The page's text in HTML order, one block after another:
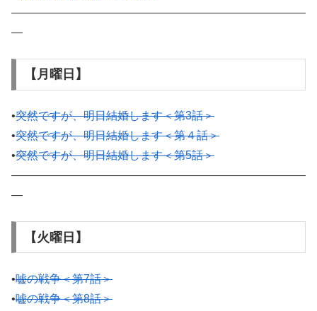
——————————————————————————
—
【月曜日】
•突然ですが、明日結婚します＜第3話＞
•突然ですが、明日結婚します＜第４話＞
•突然ですが、明日結婚します＜第5話＞
——————————————————————————
—
【火曜日】
•嘘の戦争＜第7話＞
•嘘の戦争＜第8話＞